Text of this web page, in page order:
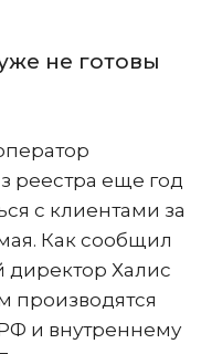
не готовы
реестра еще год
с клиентами за
Как сообщил
директор Халис
производятся
и внутреннему